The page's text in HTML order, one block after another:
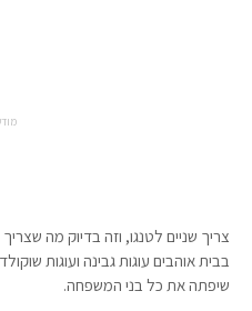
צריך שניים לטנגו, וזה בדיוק מה
בבית אוהבים עוגות גבינה ועוגות
שיפתה את כל בני המשפחה.